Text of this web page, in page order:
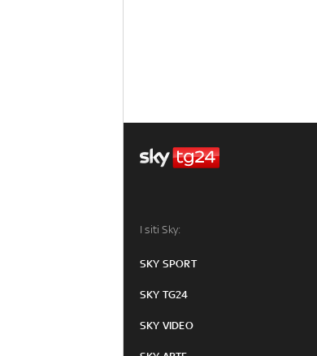
I siti Sky:
SKY SPORT
SKY TG24
SKY VIDEO